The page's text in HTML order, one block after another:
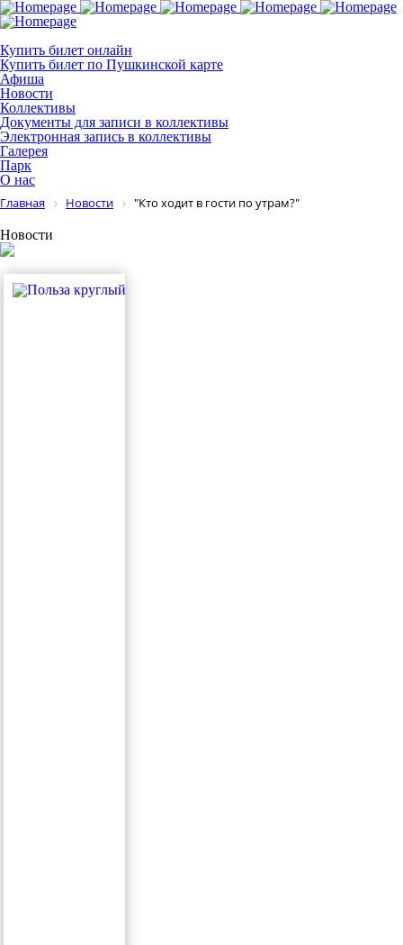
Купить билет онлайн
Купить билет по Пушкинской карте
Афиша
Новости
Коллективы
Документы для записи в коллективы
Электронная запись в коллективы
Галерея
Парк
О нас
Главная Новости "Кто ходит в гости по утрам?"
Новости